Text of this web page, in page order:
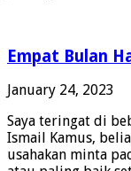
Empat Bulan
January 24, 2023
Saya teringat di
Ismail Kamus,
usahakan minta